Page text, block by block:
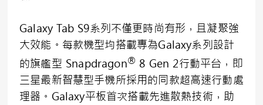
Galaxy Tab S9系列不僅更時尚有形，且凝聚強
大效能。每款機型均搭載專為Galaxy系列設計
的旗艦型 Snapdragon®8 Gen 2行動平台，即
三星最新智慧型手機所採用的同款超高速行動處
理器。Galaxy平板首次搭載先進散熱技術，助